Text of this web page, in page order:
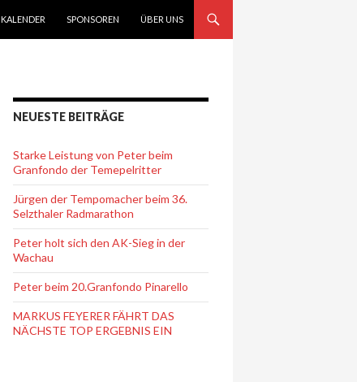
KALENDER SPONSOREN ÜBER UNS
NEUESTE BEITRÄGE
Starke Leistung von Peter beim
Granfondo der Temepelritter
Jürgen der Tempomacher beim 36.
Selzthaler Radmarathon
Peter holt sich den AK-Sieg in der
Wachau
Peter beim 20.Granfondo Pinarello
MARKUS FEYERER FÄHRT DAS
NÄCHSTE TOP ERGEBNIS EIN